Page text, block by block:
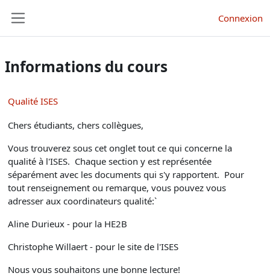
Connexion
Informations du cours
Qualité ISES
Chers étudiants, chers collègues,
Vous trouverez sous cet onglet tout ce qui concerne la
qualité à l'ISES. Chaque section y est représentée
séparément avec les documents qui s'y rapportent. Pour
tout renseignement ou remarque, vous pouvez vous
adresser aux coordinateurs qualité:`
Aline Durieux - pour la HE2B
Christophe Willaert - pour le site de l'ISES
Nous vous souhaitons une bonne lecture!